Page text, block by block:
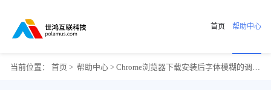
首页 帮助中心
当前位置： 首页 >帮助中心 > Chrome浏览器下载安装后字体模糊的调整技巧